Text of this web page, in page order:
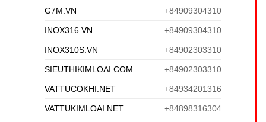
G7M.VN +84909304310
INOX316.VN +84909304310
INOX310S.VN +84902303310
SIEUTHIKIMLOAI.COM +84902303310
VATTUCOKHI.NET +84934201316
VATTUKIMLOAI.NET +84898316304